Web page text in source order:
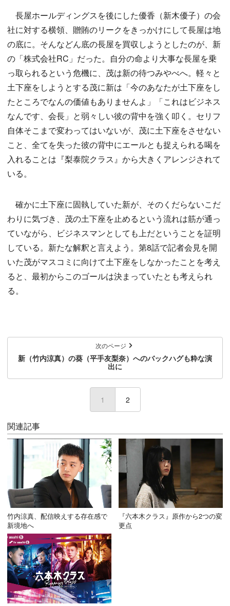
長屋ホールディングスを後にした優香（新木優子）の会
社に対する横領、贈賄のリークをきっかけにして長屋は地
の底に。そんなどん底の長屋を買収しようとしたのが、新
の「株式会社RC」だった。自分の命より大事な長屋を乗
っ取られるという危機に、茂は新の待つみやべへ。軽々と
土下座をしようとする茂に新は「今のあなたが土下座をし
たところでなんの価値もありませんよ」「これはビジネス
なんです、会長」と弱々しい彼の背中を強く叩く。セリフ
自体そこまで変わってはいないが、茂に土下座をさせない
こと、全てを失った彼の背中にエールとも捉えられる喝を
入れることは『梨泰院クラス』から大きくアレンジされて
いる。
確かに土下座に固執していた新が、そのくだらないこだ
わりに気づき、茂の土下座を止めるという流れは筋が通っ
ていながら、ビジネスマンとしても上だということを証明
している。新たな解釈と言えよう。第8話で記者会見を開
いた茂がマスコミに向けて土下座をしなかったことを考え
ると、最初からこのゴールは決まっていたとも考えられ
る。
次のページ
新（竹内涼真）の葵（平手友梨奈）へのバックハグも粋な演
出に
1 (current)
2
関連記事
竹内涼真、配信映えする存在感で
新境地へ
『六本木クラス』原作から2つの変
更点